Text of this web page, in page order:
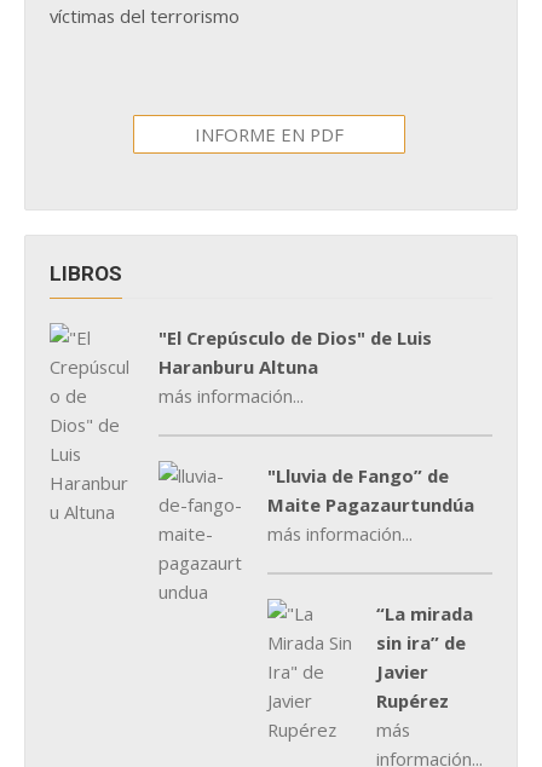
víctimas del terrorismo
INFORME EN PDF
LIBROS
"El Crepúsculo de Dios" de Luis
Haranburu Altuna
más información...
"Lluvia de Fango” de
Maite Pagazaurtundúa
más información...
“La mirada
sin ira” de
Javier
Rupérez
más
información...